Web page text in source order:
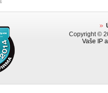
Copyright ©
Vaše IP